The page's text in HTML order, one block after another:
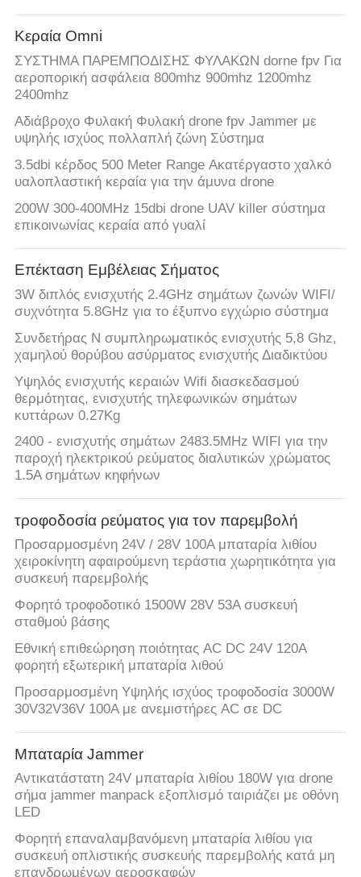
Κεραία Omni
ΣΥΣΤΗΜΑ ΠΑΡΕΜΠΟΔΙΣΗΣ ΦΥΛΑΚΩΝ dorne fpv Για
αεροπορική ασφάλεια 800mhz 900mhz 1200mhz
2400mhz
Αδιάβροχο Φυλακή Φυλακή drone fpv Jammer με
υψηλής ισχύος πολλαπλή ζώνη Σύστημα
3.5dbi κέρδος 500 Meter Range Ακατέργαστο χαλκό
υαλοπλαστική κεραία για την άμυνα drone
200W 300-400MHz 15dbi drone UAV killer σύστημα
επικοινωνίας κεραία από γυαλί
Επέκταση Εμβέλειας Σήματος
3W διπλός ενισχυτής 2.4GHz σημάτων ζωνών WIFI/
συχνότητα 5.8GHz για το έξυπνο εγχώριο σύστημα
Συνδετήρας Ν συμπληρωματικός ενισχυτής 5,8 Ghz,
χαμηλού θορύβου ασύρματος ενισχυτής Διαδικτύου
Υψηλός ενισχυτής κεραιών Wifi διασκεδασμού
θερμότητας, ενισχυτής τηλεφωνικών σημάτων
κυττάρων 0.27Kg
2400 - ενισχυτής σημάτων 2483.5MHz WIFI για την
παροχή ηλεκτρικού ρεύματος διαλυτικών χρώματος
1.5A σημάτων κηφήνων
τροφοδοσία ρεύματος για τον παρεμβολή
Προσαρμοσμένη 24V / 28V 100A μπαταρία λιθίου
χειροκίνητη αφαιρούμενη τεράστια χωρητικότητα για
συσκευή παρεμβολής
Φορητό τροφοδοτικό 1500W 28V 53A συσκευή
σταθμού βάσης
Εθνική επιθεώρηση ποιότητας AC DC 24V 120A
φορητή εξωτερική μπαταρία λιθού
Προσαρμοσμένη Υψηλής ισχύος τροφοδοσία 3000W
30V32V36V 100A με ανεμιστήρες AC σε DC
Μπαταρία Jammer
Αντικατάστατη 24V μπαταρία λιθίου 180W για drone
σήμα jammer manpack εξοπλισμό ταιριάζει με οθόνη
LED
Φορητή επαναλαμβανόμενη μπαταρία λιθίου για
συσκευή οπλιστικής συσκευής παρεμβολής κατά μη
επανδρωμένων αεροσκαφών